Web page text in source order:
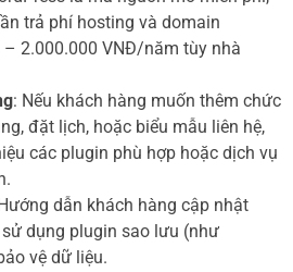
trả phí hosting và domain
– 2.000.000 VNĐ/năm tùy nhà
: Nếu khách hàng muốn thêm chức
đặt lịch, hoặc biểu mẫu liên hệ,
các plugin phù hợp hoặc dịch vụ
dẫn khách hàng cập nhật
dụng plugin sao lưu (như
vệ dữ liệu.